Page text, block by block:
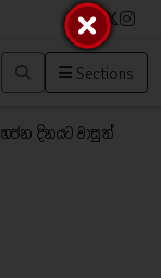
Sections
දිනයට වාසුත්